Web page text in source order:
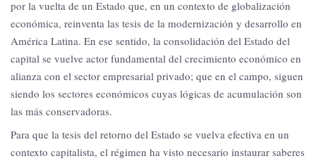
por la vuelta de un Estado que, en un contexto de globalización
económica, reinventa las tesis de la modernización y desarrollo en
América Latina. En ese sentido, la consolidación del Estado del
capital se vuelve actor fundamental del crecimiento económico en
alianza con el sector empresarial privado; que en el campo, siguen
siendo los sectores económicos cuyas lógicas de acumulación son
las más conservadoras.
Para que la tesis del retorno del Estado se vuelva efectiva en un
contexto capitalista, el régimen ha visto necesario instaurar saberes